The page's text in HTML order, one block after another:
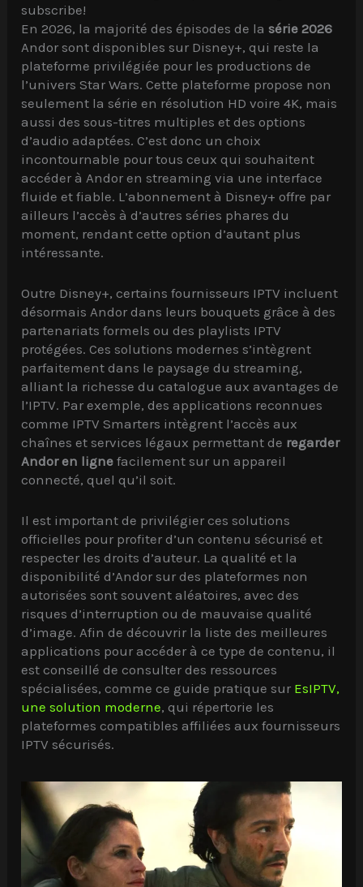
subscribe!
En 2026, la majorité des épisodes de la série 2026
Andor sont disponibles sur Disney+, qui reste la
plateforme privilégiée pour les productions de
l’univers Star Wars. Cette plateforme propose non
seulement la série en résolution HD voire 4K, mais
aussi des sous-titres multiples et des options
d’audio adaptées. C’est donc un choix
incontournable pour tous ceux qui souhaitent
accéder à Andor en streaming via une interface
fluide et fiable. L’abonnement à Disney+ offre par
ailleurs l’accès à d’autres séries phares du
moment, rendant cette option d’autant plus
intéressante.
Outre Disney+, certains fournisseurs IPTV incluent
désormais Andor dans leurs bouquets grâce à des
partenariats formels ou des playlists IPTV
protégées. Ces solutions modernes s’intègrent
parfaitement dans le paysage du streaming,
alliant la richesse du catalogue aux avantages de
l’IPTV. Par exemple, des applications reconnues
comme IPTV Smarters intègrent l’accès aux
chaînes et services légaux permettant de regarder
Andor en ligne facilement sur un appareil
connecté, quel qu’il soit.
Il est important de privilégier ces solutions
officielles pour profiter d’un contenu sécurisé et
respecter les droits d’auteur. La qualité et la
disponibilité d’Andor sur des plateformes non
autorisées sont souvent aléatoires, avec des
risques d’interruption ou de mauvaise qualité
d’image. Afin de découvrir la liste des meilleures
applications pour accéder à ce type de contenu, il
est conseillé de consulter des ressources
spécialisées, comme ce guide pratique sur EsIPTV,
une solution moderne, qui répertorie les
plateformes compatibles affiliées aux fournisseurs
IPTV sécurisés.